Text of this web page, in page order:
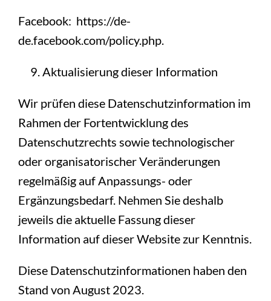
Facebook: https://de-
de.facebook.com/policy.php.
Aktualisierung dieser Information
Wir prüfen diese Datenschutzinformation im
Rahmen der Fortentwicklung des
Datenschutzrechts sowie technologischer
oder organisatorischer Veränderungen
regelmäßig auf Anpassungs- oder
Ergänzungsbedarf. Nehmen Sie deshalb
jeweils die aktuelle Fassung dieser
Information auf dieser Website zur Kenntnis.
Diese Datenschutzinformationen haben den
Stand von August 2023.